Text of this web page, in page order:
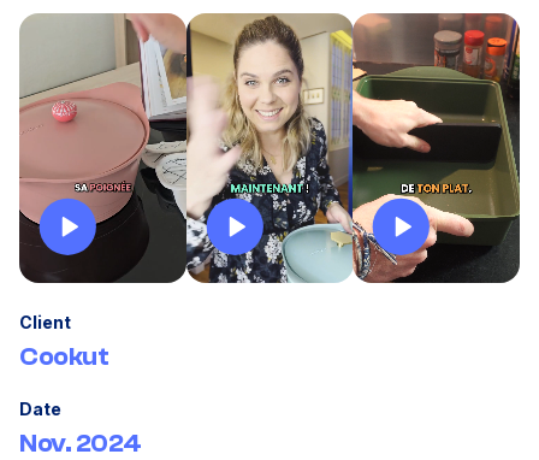
Client
Cookut
Date
Nov. 2024